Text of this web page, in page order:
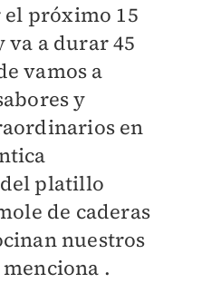
el próximo 15
va a durar 45
vamos a
y
en
platillo
de caderas
nuestros
menciona .